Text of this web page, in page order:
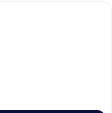
Un soggiorno con camino, un